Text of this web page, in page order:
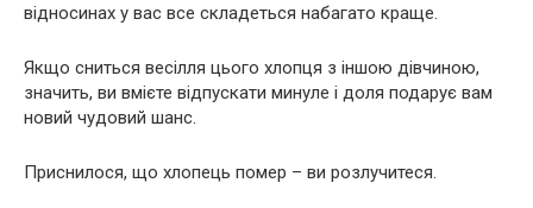
відносинах у вас все складеться набагато краще.
Якщо сниться весілля цього хлопця з іншою дівчиною,
значить, ви вмієте відпускати минуле і доля подарує вам
новий чудовий шанс.
Приснилося, що хлопець помер – ви розлучитеся.